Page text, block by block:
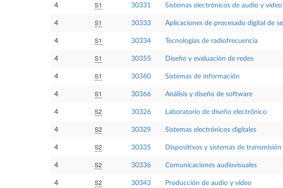
4 S1 30331 Sistemas electrónicos de audio y vídeo
4 S1 30333 Aplicaciones de procesado digital de
4 S1 30334 Tecnologías de radiofrecuencia
4 S1 30355 Diseño y evaluación de redes
4 S1 30360 Sistemas de información
4 S1 30366 Análisis y diseño de software
4 S2 30326 Laboratorio de diseño electrónico
4 S2 30329 Sistemas electrónicos digitales
4 S2 30335 Dispositivos y sistemas de
4 S2 30336 Comunicaciones audiovisuales
4 S2 30343 Producción de audio y vídeo